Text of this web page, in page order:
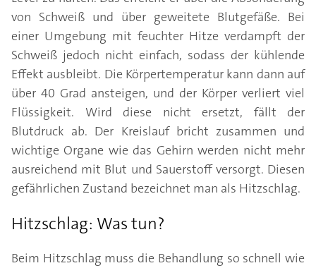
von Schweiß und über geweitete Blutgefäße. Bei
einer Umgebung mit feuchter Hitze verdampft der
Schweiß jedoch nicht einfach, sodass der kühlende
Effekt ausbleibt. Die Körpertemperatur kann dann auf
über 40 Grad ansteigen, und der Körper verliert viel
Flüssigkeit. Wird diese nicht ersetzt, fällt der
Blutdruck ab. Der Kreislauf bricht zusammen und
wichtige Organe wie das Gehirn werden nicht mehr
ausreichend mit Blut und Sauerstoff versorgt. Diesen
gefährlichen Zustand bezeichnet man als Hitzschlag.
Hitzschlag: Was tun?
Beim Hitzschlag muss die Behandlung so schnell wie